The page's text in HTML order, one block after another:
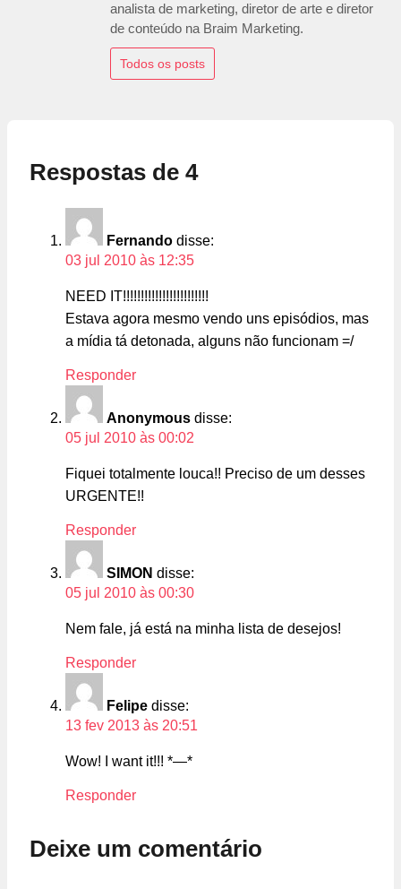
analista de marketing, diretor de arte e diretor
de conteúdo na Braim Marketing.
Todos os posts
Respostas de 4
Fernando disse:
03 jul 2010 às 12:35
NEED IT!!!!!!!!!!!!!!!!!!!!!!!!
Estava agora mesmo vendo uns episódios, mas
a mídia tá detonada, alguns não funcionam =/
Responder
Anonymous disse:
05 jul 2010 às 00:02
Fiquei totalmente louca!! Preciso de um desses
URGENTE!!
Responder
SIMON disse:
05 jul 2010 às 00:30
Nem fale, já está na minha lista de desejos!
Responder
Felipe disse:
13 fev 2013 às 20:51
Wow! I want it!!! *—*
Responder
Deixe um comentário